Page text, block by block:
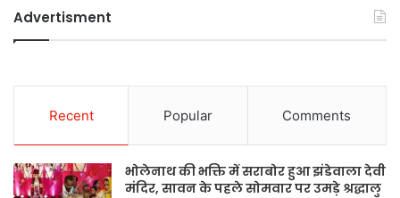
Advertisment
Recent Popular Comments
भोलेनाथ की भक्ति में सराबोर हुआ झंडेवाला देवी
मंदिर, सावन के पहले सोमवार पर उमड़े श्रद्धालु